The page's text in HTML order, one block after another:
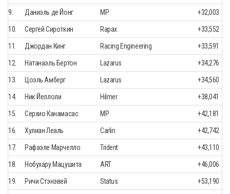
9. Даниэль де Йонг MP +32,003
10. Сергей Сироткин Rapax +33,552
11. Джордан Кинг Racing Engineering +33,591
12. Натанаэль Бертон Lazarus +34,276
13. Цоэль Амберг Lazarus +34,560
14. Ник Йеллоли Hilmer +38,041
15. Серхио Канамасас MP +42,181
16. Хулиан Леаль Carlin +42,742
17. Рафаэле Марчелло Trident +43,110
18. Нобухару Мацушита ART +46,006
19. Ричи Стэнэвей Status +53,190